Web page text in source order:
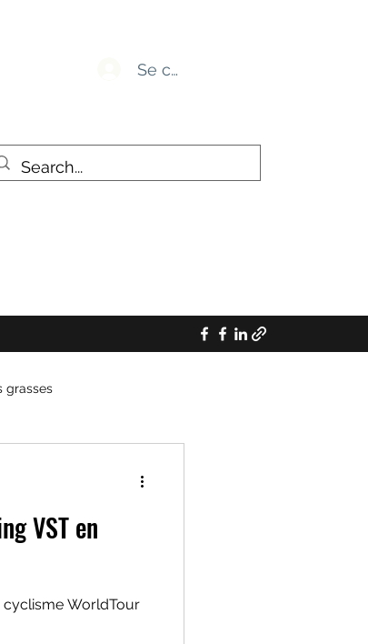
Se connecter
grasses
Boissons d'effort
VST en
cyclisme WorldTour